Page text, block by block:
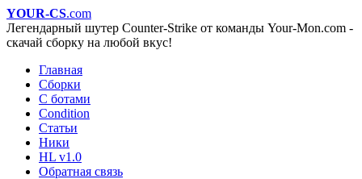
YOUR-CS.com
Легендарный шутер Counter-Strike от команды Your-Mon.com -
скачай сборку на любой вкус!
Главная
Сборки
С ботами
Condition
Статьи
Ники
HL v1.0
Обратная связь